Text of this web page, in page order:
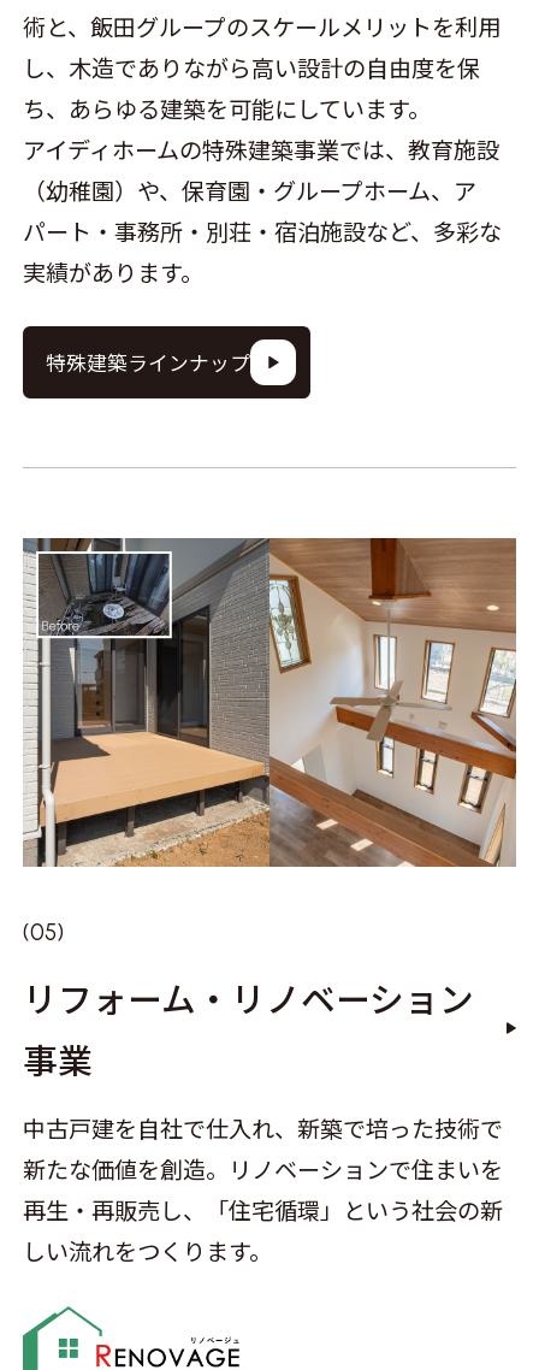
術と、飯田グループのスケールメリットを利用
し、木造でありながら高い設計の自由度を保
ち、あらゆる建築を可能にしています。
アイディホームの特殊建築事業では、教育施設
（幼稚園）や、保育園・グループホーム、ア
パート・事務所・別荘・宿泊施設など、多彩な
実績があります。
特殊建築ラインナップ
リフォーム・リノベーション
事業
中古戸建を自社で仕入れ、新築で培った技術で
新たな価値を創造。リノベーションで住まいを
再生・再販売し、「住宅循環」という社会の新
しい流れをつくります。